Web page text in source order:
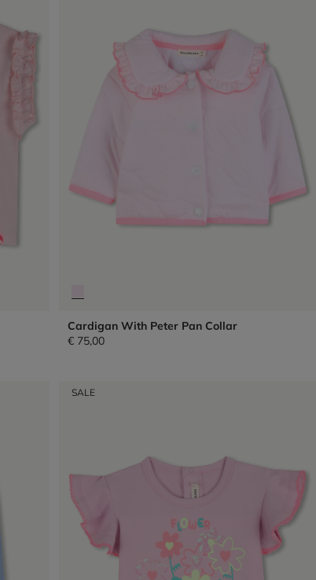
Cardigan With Peter Pan Collar
€ 75,00
SALE